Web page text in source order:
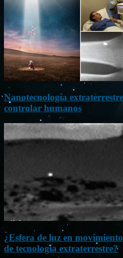
Nanotecnología
controlar humanos
¿Esfera de luz en
de tecnología extraterrestre?